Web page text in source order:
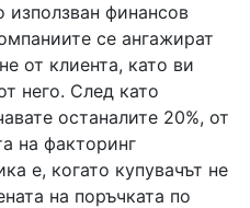
използван финансов
се ангажират
от клиента, като ви
него. След като
останалите 20%, от
на факторинг
е, когато купувачът не
на поръчката по